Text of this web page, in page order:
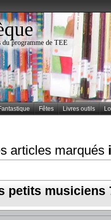
du programme de TEE
Fêtes Livres outils
articles marqués
petits musiciens